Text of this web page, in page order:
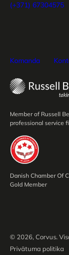
(+371) 67304575
Komanda
Member of Russell
professional service
Danish Chamber Of
Gold Member
© 2026, Corvus.
Privātuma politika